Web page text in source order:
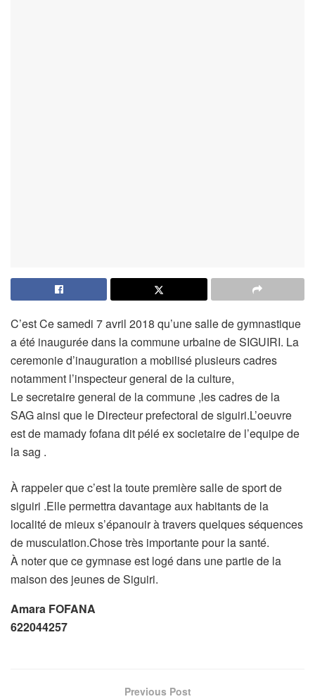
C’est Ce samedi 7 avril 2018 qu’une salle de gymnastique
a été inaugurée dans la commune urbaine de SIGUIRI. La
ceremonie d’inauguration a mobilisé plusieurs cadres
notamment l’inspecteur general de la culture,
Le secretaire general de la commune ,les cadres de la
SAG ainsi que le Directeur prefectoral de siguiri.L’oeuvre
est de mamady fofana dit pélé ex societaire de l’equipe de
la sag .
À rappeler que c’est la toute première salle de sport de
siguiri .Elle permettra davantage aux habitants de la
localité de mieux s’épanouir à travers quelques séquences
de musculation.Chose très importante pour la santé.
À noter que ce gymnase est logé dans une partie de la
maison des jeunes de Siguiri.
Amara FOFANA
622044257
Previous Post